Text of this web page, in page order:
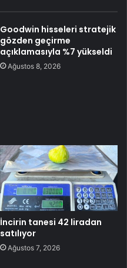
Goodwin hisseleri stratejik
gözden geçirme
açıklamasıyla %7 yükseldi
Ağustos 8, 2026
İncirin tanesi 42 liradan
satılıyor
Ağustos 7, 2026